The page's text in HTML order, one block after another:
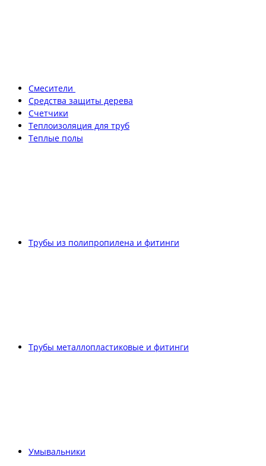
Смесители
Средства защиты дерева
Счетчики
Теплоизоляция для труб
Теплые полы
Трубы из полипропилена и фитинги
Трубы металлопластиковые и фитинги
Умывальники